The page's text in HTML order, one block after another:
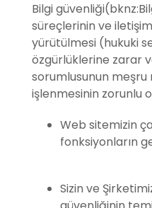
Bilgi
süreçlerinin ve
yürütülmesi (hukuki
özgürlüklerine zarar
sorumlusunun
işlenmesinin zorunlu
Web sitemizin
fonksiyonların
Sizin ve